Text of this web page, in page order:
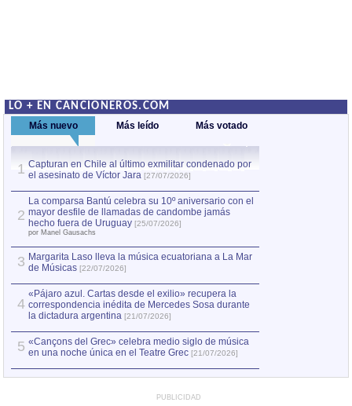
LO + EN CANCIONEROS.COM
Más nuevo Más leído Más votado
1 Capturan en Chile al último exmilitar condenado por
el asesinato de Víctor Jara [27/07/2026]
2
La comparsa Bantú celebra su 10º aniversario con el
mayor desfile de llamadas de candombe jamás
hecho fuera de Uruguay [25/07/2026]
por Manel Gausachs
3 Margarita Laso lleva la música ecuatoriana a La Mar
de Músicas [22/07/2026]
4
«Pájaro azul. Cartas desde el exilio» recupera la
correspondencia inédita de Mercedes Sosa durante
la dictadura argentina [21/07/2026]
5 «Cançons del Grec» celebra medio siglo de música
en una noche única en el Teatre Grec [21/07/2026]
PUBLICIDAD